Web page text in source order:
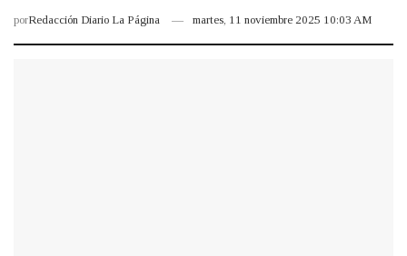
porRedacción Diario La Página martes, 11 noviembre 2025 10:03 AM